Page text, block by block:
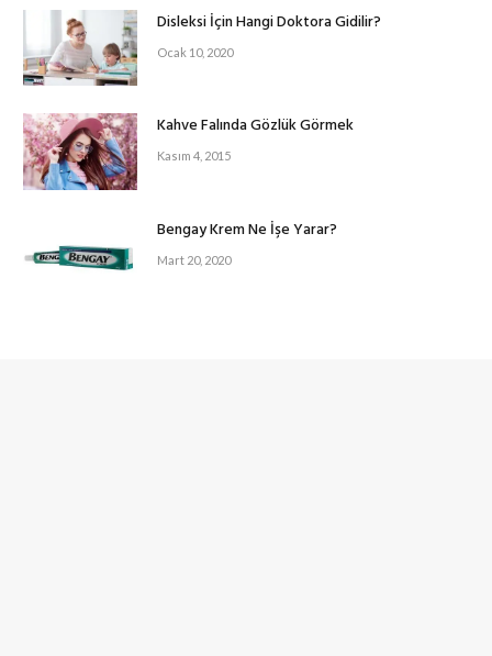
Disleksi İçin Hangi Doktora Gidilir?
Ocak 10, 2020
Kahve Falında Gözlük Görmek
Kasım 4, 2015
Bengay Krem Ne İşe Yarar?
Mart 20, 2020